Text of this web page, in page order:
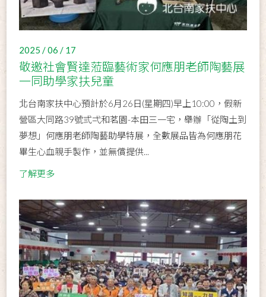
2025 / 06 / 17
敬邀社會賢達蒞臨藝術家何應朋老師陶藝展
一同助學家扶兒童
北台南家扶中心預計於6月26日(星期四)早上10:00，假新
營區大同路39號弎弌和茗園-本田三一宅，舉辦「從陶土到
夢想」何應朋老師陶藝助學特展，全數展品皆為何應朋花
畢生心血親手製作，並無償提供...
了解更多